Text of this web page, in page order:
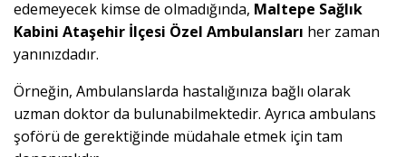
edemeyecek kimse de olmadığında, Maltepe Sağlık
Kabini Ataşehir İlçesi Özel Ambulansları her zaman
yanınızdadır.
Örneğin, Ambulanslarda hastalığınıza bağlı olarak
uzman doktor da bulunabilmektedir. Ayrıca ambulans
şoförü de gerektiğinde müdahale etmek için tam